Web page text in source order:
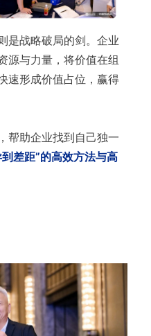
是战略破局的剑。企业
源与力量，将价值在组
速形成价值占位，赢得
帮助企业找到自己独一
差距”的高效方法与高